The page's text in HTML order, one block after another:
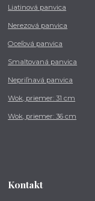
Liatinová panvica
Nerezová panvica
Oceľová panvica
Smaltovaná panvica
Nepriľnavá panvica
Wok, priemer: 31 cm
Wok, priemer: 36 cm
Kontakt